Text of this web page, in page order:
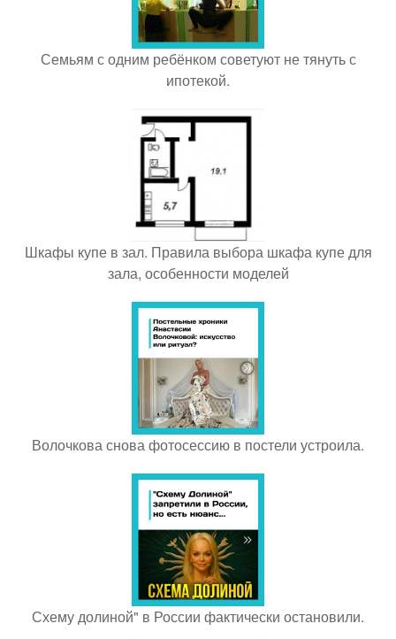
Семьям с одним ребёнком советуют не тянуть с
ипотекой.
Шкафы купе в зал. Правила выбора шкафа купе для
зала, особенности моделей
Волочкова снова фотосессию в постели устроила.
Схему долиной" в России фактически остановили.